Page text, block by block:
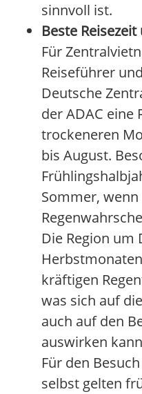
sinnvoll ist.
Beste
Für
Reiseführer
Deutsche
der ADAC eine
trockeneren
bis August.
Sommer, wenn
Die Region um
kräftigen
was sich auf
auch auf den
auswirken
Für den
selbst gelten